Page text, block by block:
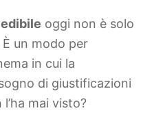
oggi non è solo
un modo per
in cui la
di giustificazioni
mai visto?